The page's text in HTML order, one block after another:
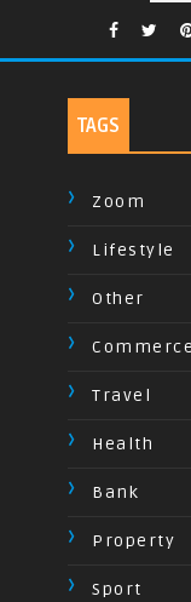
TAGS
Zoom
Lifestyle
Other
Commerce
Travel
Health
Bank
Property
Sport